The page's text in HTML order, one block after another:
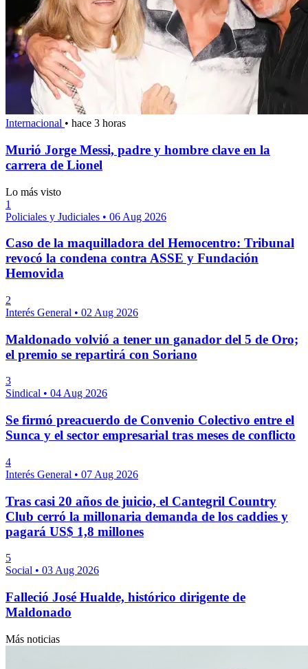
Internacional • hace 3 horas
Murió Jorge Messi, padre y hombre clave en la
carrera de Lionel
Lo más visto
1
Policiales y Judiciales • 06 Aug 2026
Caso de la maquilladora del Hemocentro: Tribunal
revocó la condena contra ASSE y Fundación
Hemovida
2
Interés General • 02 Aug 2026
Maldonado volvió a tener un ganador del 5 de Oro;
el premio se repartirá con Soriano
3
Sindical • 04 Aug 2026
Se firmó preacuerdo de Convenio Colectivo entre el
Sunca y el sector empresarial tras meses de conflicto
4
Interés General • 07 Aug 2026
Tras casi 20 años de juicio, el Cantegril Country
Club cerró la millonaria demanda de los caddies y
pagará US$ 1,8 millones
5
Social • 03 Aug 2026
Falleció José Hualde, histórico dirigente de
Maldonado
Más noticias